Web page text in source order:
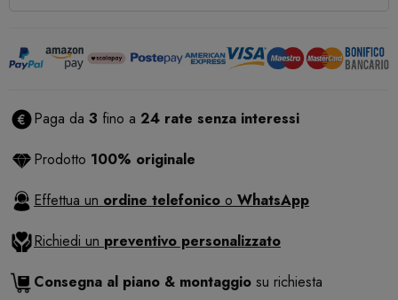
Paga da 3 fino a 24 rate senza interessi
Prodotto 100% originale
Effettua un ordine telefonico o WhatsApp
Richiedi un preventivo personalizzato
Consegna al piano & montaggio su richiesta